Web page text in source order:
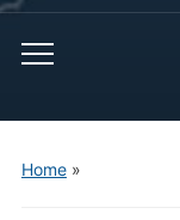
Home»